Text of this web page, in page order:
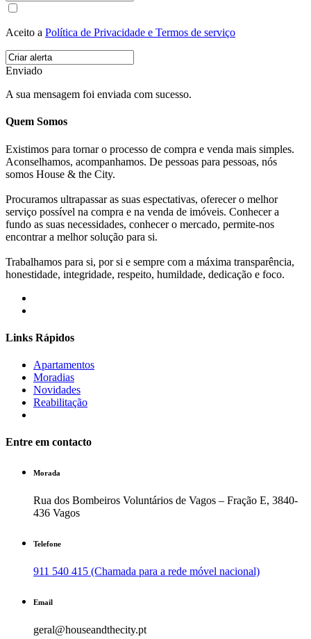
Aceito a Política de Privacidade e Termos de serviço
Enviado
A sua mensagem foi enviada com sucesso.
Quem Somos
Existimos para tornar o processo de compra e venda mais simples.
Aconselhamos, acompanhamos. De pessoas para pessoas, nós
somos House & the City.
Procuramos ultrapassar as suas espectativas, oferecer o melhor
serviço possível na compra e na venda de imóveis. Conhecer a
fundo as suas necessidades, conhecer o mercado, permite-nos
encontrar a melhor solução para si.
Trabalhamos para si, por si e sempre com a máxima transparência,
honestidade, integridade, respeito, humildade, dedicação e foco.
Links Rápidos
Apartamentos
Moradias
Novidades
Reabilitação
Entre em contacto
Morada
Rua dos Bombeiros Voluntários de Vagos – Fração E, 3840-
436 Vagos
Telefone
911 540 415 (Chamada para a rede móvel nacional)
Email
geral@houseandthecity.pt